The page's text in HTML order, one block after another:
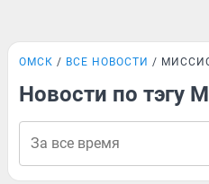
ОМСК ВСЕ НОВОСТИ
Новости по тэгу